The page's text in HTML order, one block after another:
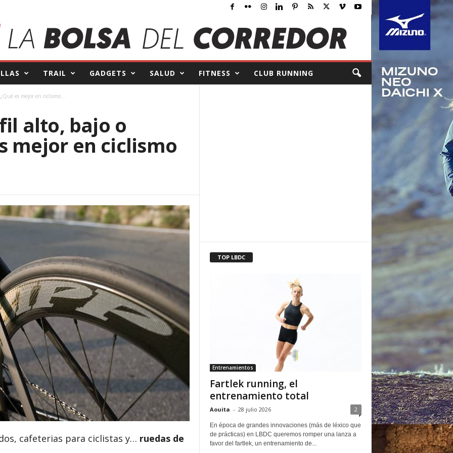
TRAIL GADGETS SALUD FITNESS CLUB RUNNING
es mejor en ciclismo...
alto, bajo o
mejor en ciclismo
cafeterias para ciclistas y… ruedas de
TOP LBDC
Entrenamientos
Fartlek running, el
entrenamiento total
Aouita - 28 julio 2026 2
En época de grandes innovaciones (más de léxico que
de prácticas) en LBDC queremos romper una lanza a
favor del fartlek, un entrenamiento de...